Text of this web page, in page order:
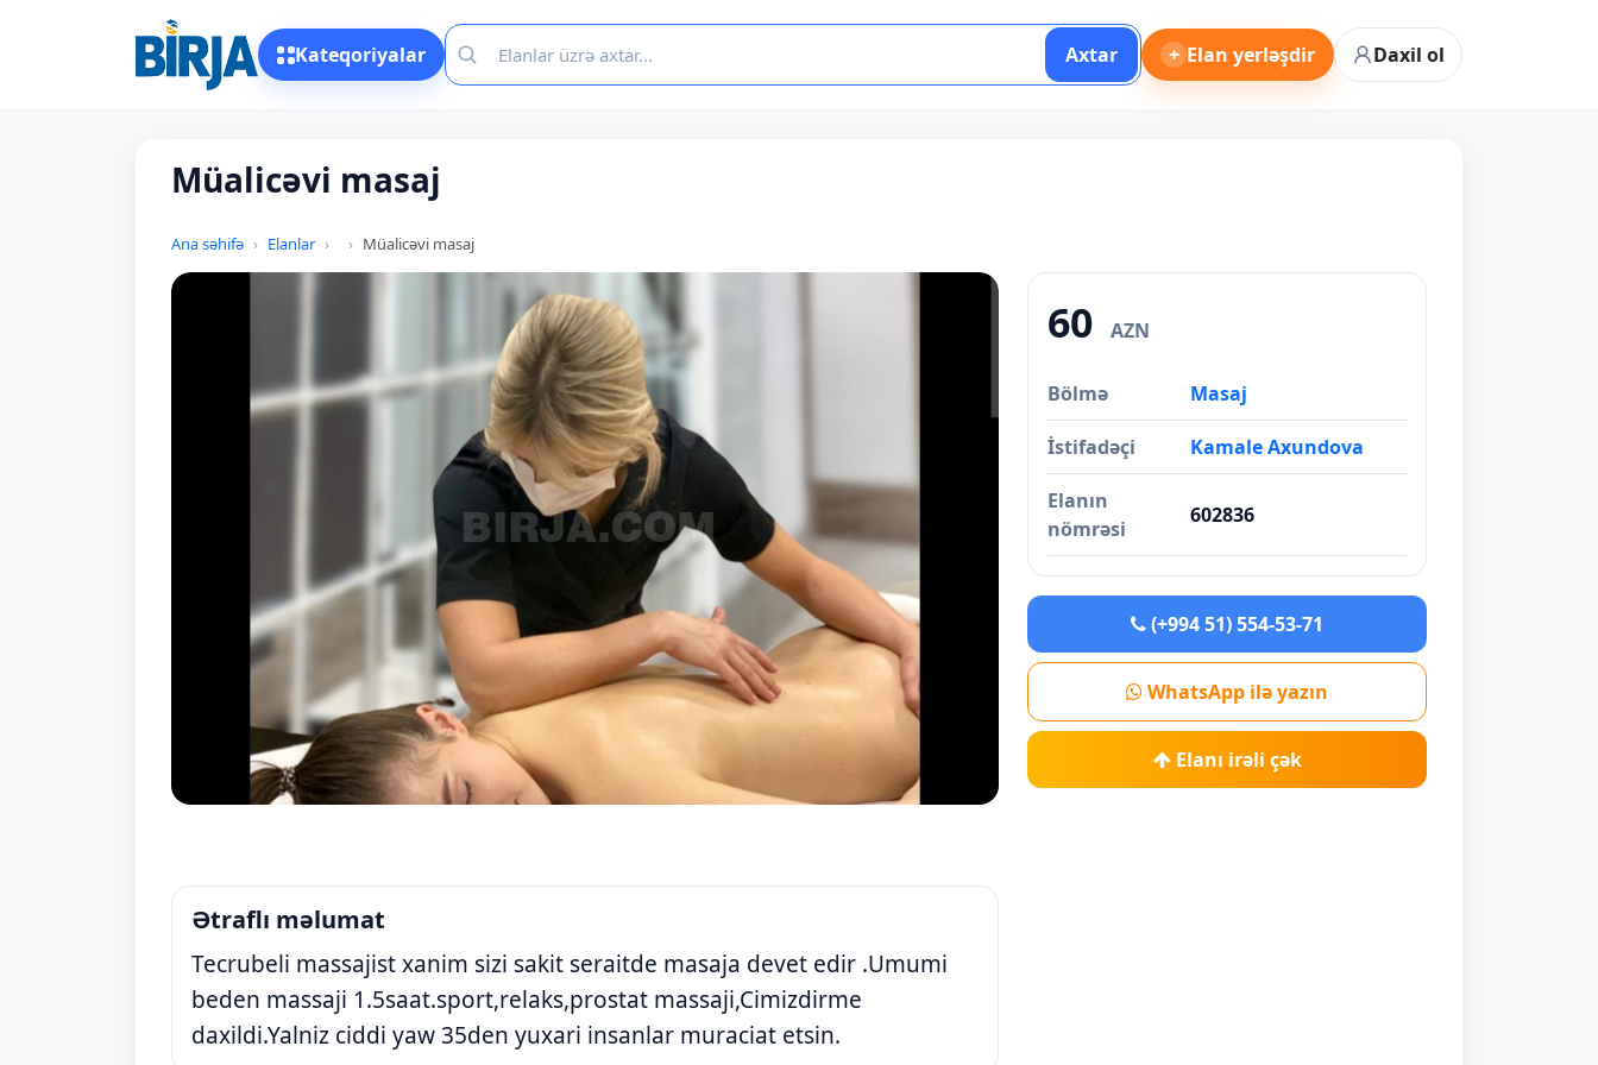
Kateqoriyalar Axtar + Elan yerləşdir Daxil ol
Müalicəvi masaj
Ana səhifə Elanlar Müalicəvi masaj
Ətraflı məlumat
Tecrubeli massajist xanim sizi sakit seraitde masaja devet edir .Umumi
beden massaji 1.5saat.sport,relaks,prostat massaji,Cimizdirme
daxildi.Yalniz ciddi yaw 35den yuxari insanlar muraciat etsin.
60 AZN
Bölmə Masaj
İstifadəçi Kamale Axundova
Elanın
nömrəsi
602836
(+994 51) 554-53-71
WhatsApp ilə yazın
Elanı irəli çək